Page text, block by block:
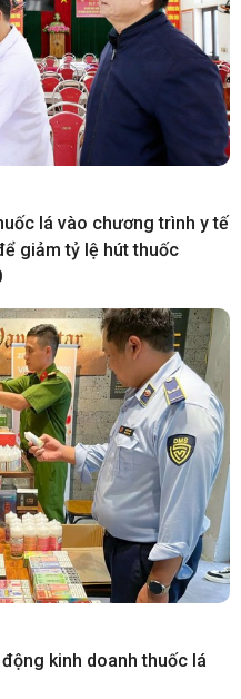
lá vào chương trình y tế
giảm tỷ lệ hút thuốc
kinh doanh thuốc lá